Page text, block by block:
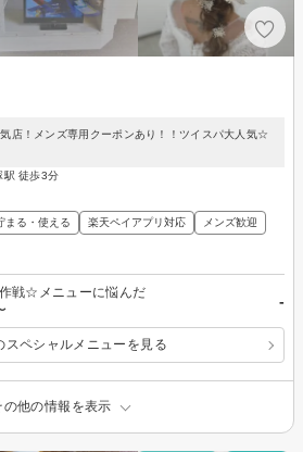
店！メンズ専用クーポンあり！！ツイスパ大人気☆
駅 徒歩3分
まる・使える 楽天ペイアプリ対応 メンズ歓迎
戦☆メニューに悩んだ
-
スペシャルメニューを見る
の他の情報を表示